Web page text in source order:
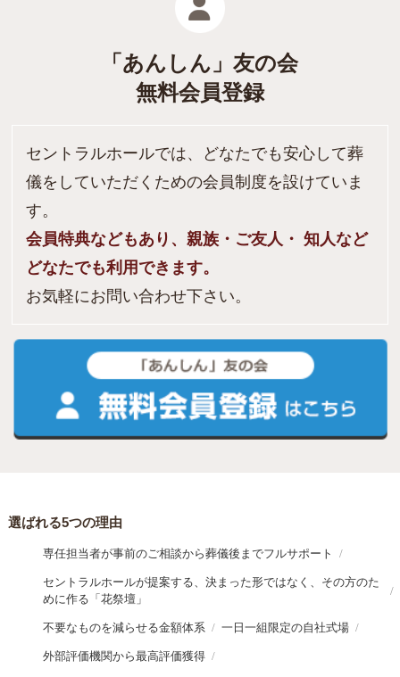
「あんしん」友の会
無料会員登録
セントラルホールでは、どなたでも安心して葬
儀をしていただくための会員制度を設けていま
す。
会員特典などもあり、親族・ご友人・ 知人など
どなたでも利用できます。
お気軽にお問い合わせ下さい。
選ばれる5つの理由
専任担当者が事前のご相談から葬儀後までフルサポート
セントラルホールが提案する、決まった形ではなく、その方のた
めに作る「花祭壇」
不要なものを減らせる金額体系 一日一組限定の自社式場
外部評価機関から最高評価獲得